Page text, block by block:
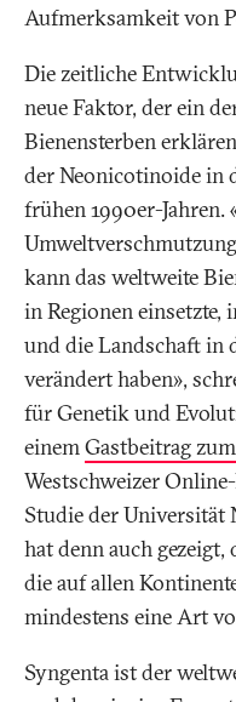
Aufmerksamkeit von
Die zeitliche
neue Faktor, der ein
Bienensterben
der Neonicotinoide in
frühen 1990er-Jahren.
kann das weltweite
in Regionen einsetzte,
und die Landschaft in
verändert haben»,
für Genetik und
einemGastbeitrag
Westschweizer
Studie der Universität
hat denn auch
die auf allen
mindestens eine Art
Syngenta ist der